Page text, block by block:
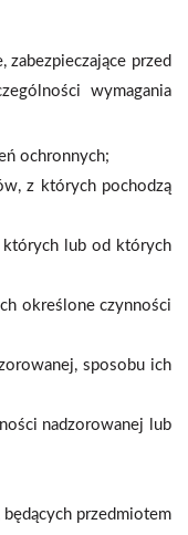
przed
wymagania
ochronnych;
z których pochodzą
których lub od których
określone czynności
sposobu ich
nadzorowanej lub
przedmiotem